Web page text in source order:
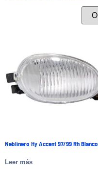
Neblinero Hy Accent 97/99 Rh Blanco
Leer más